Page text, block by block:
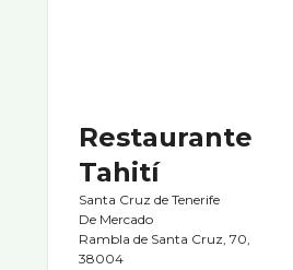
Restaurante
Tahití­
Santa Cruz de Tenerife
De Mercado
Rambla de Santa Cruz, 70,
38004